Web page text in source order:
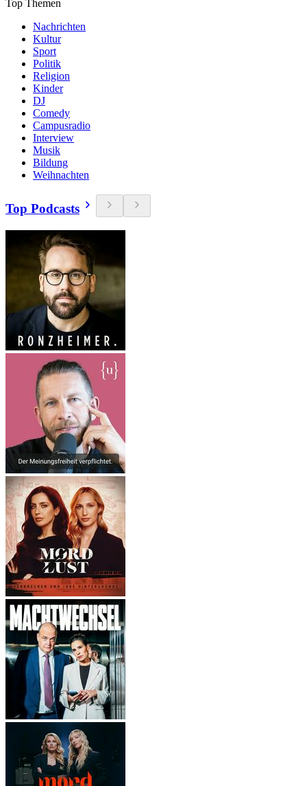
Top Themen
Nachrichten
Kultur
Sport
Politik
Religion
Kinder
DJ
Comedy
Campusradio
Interview
Musik
Bildung
Weihnachten
Top Podcasts